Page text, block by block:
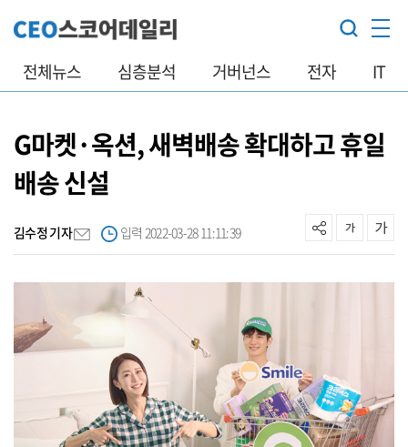
전체뉴스 심층분석 거버넌스 전자 IT
G마켓·옥션, 새벽배송 확대하고 휴일
배송 신설
김수정 기자 입력 2022-03-28 11:11:39